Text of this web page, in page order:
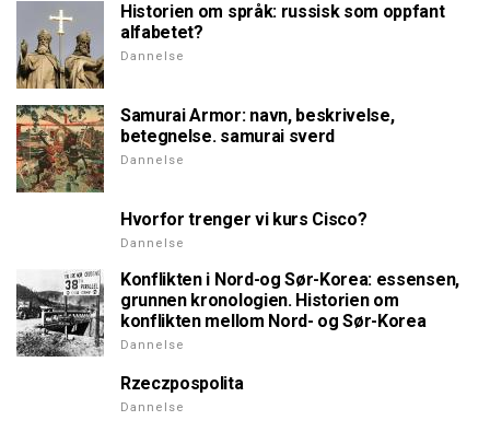
Historien om språk: russisk som oppfant
alfabetet?
Dannelse
Samurai Armor: navn, beskrivelse,
betegnelse. samurai sverd
Dannelse
Hvorfor trenger vi kurs Cisco?
Dannelse
Konflikten i Nord-og Sør-Korea: essensen,
grunnen kronologien. Historien om
konflikten mellom Nord- og Sør-Korea
Dannelse
Rzeczpospolita
Dannelse